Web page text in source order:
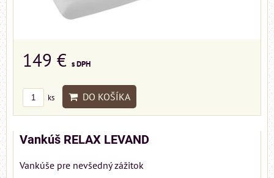
149 € s DPH
ks DO KOŠÍKA
Vankúš RELAX LEVAND
Vankúše pre nevšedný zážitok